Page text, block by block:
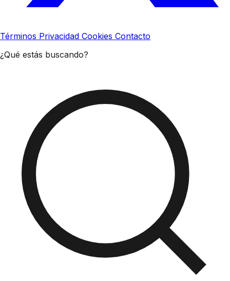
Términos Privacidad Cookies Contacto
¿Qué estás buscando?